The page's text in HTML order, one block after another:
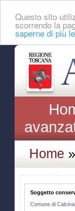
Questo sito
scorrendo la
saperne di più
Home
Soggetto
Comune di